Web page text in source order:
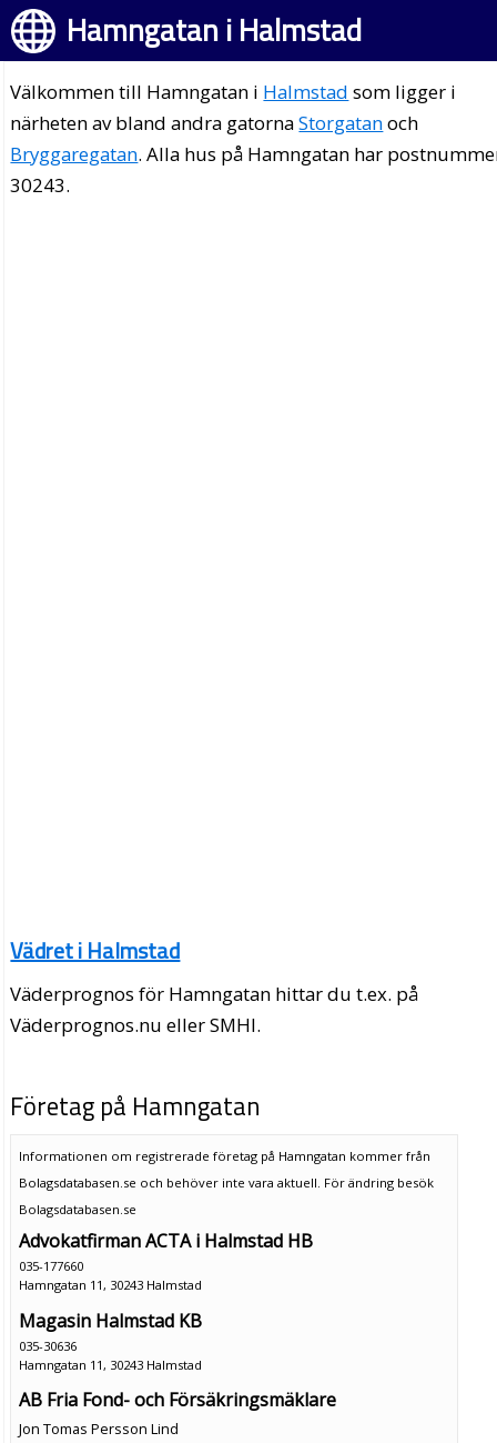
Hamngatan i Halmstad
Välkommen till Hamngatan i Halmstad som ligger i
närheten av bland andra gatornaStorgatanoch
Bryggaregatan. Alla hus på Hamngatan har
30243.
Vädret i Halmstad
Väderprognos för Hamngatan hittar du t.ex. på
Väderprognos.nu eller SMHI.
Företag på Hamngatan
Informationen om registrerade företag på Hamngatan kommer från
Bolagsdatabasen.se och behöver inte vara aktuell. För ändring besök
Bolagsdatabasen.se
Advokatfirman ACTA i Halmstad HB
035-177660
Hamngatan 11, 30243 Halmstad
Magasin Halmstad KB
035-30636
Hamngatan 11, 30243 Halmstad
AB Fria Fond- och Försäkringsmäklare
Jon Tomas Persson Lind